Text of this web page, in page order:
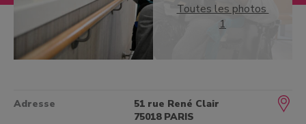
Toutes les photos
1
Adresse
51 rue René Clair
75018 PARIS